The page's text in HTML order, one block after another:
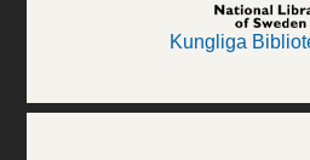
Kungliga